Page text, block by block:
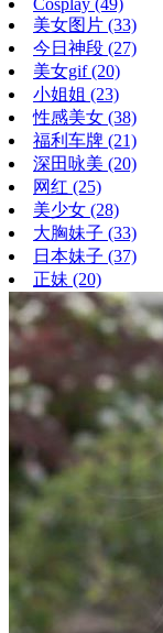
Cosplay (49)
美女图片 (33)
今日神段 (27)
美女gif(20)
小姐姐 (23)
性感美女 (38)
福利车牌 (21)
深田咏美 (20)
网红 (25)
美少女 (28)
大胸妹子 (33)
日本妹子 (37)
正妹 (20)